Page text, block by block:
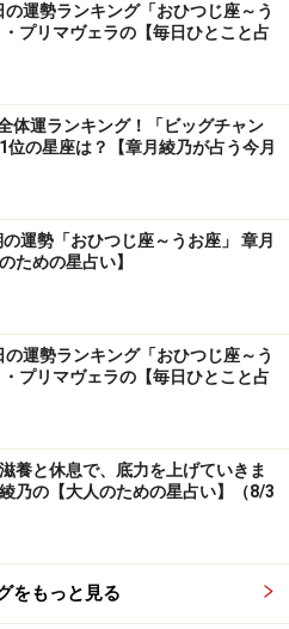
運勢ランキング「おひつじ座～う
プリマヴェラの【毎日ひとこと占
体運ランキング！「ビッグチャン
位の星座は？【章月綾乃が占う今月
運勢「おひつじ座～うお座」 章月
ための星占い】
運勢ランキング「おひつじ座～う
プリマヴェラの【毎日ひとこと占
養と休息で、底力を上げていきま
乃の【大人のための星占い】（8/3
をもっと見る